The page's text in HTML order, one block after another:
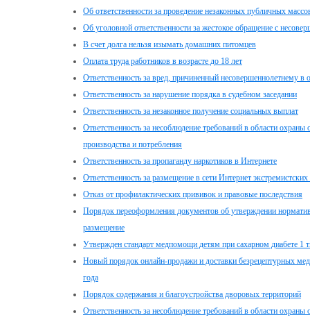
Об ответственности за проведение незаконных публичных
Об уголовной ответственности за жестокое обращение с
В счет долга нельзя изымать домашних питомцев
Оплата труда работников в возрасте до 18 лет
Ответственность за вред, причиненный несовершеннолетнему в
Ответственность за нарушение порядка в судебном заседании
Ответственность за незаконное получение социальных выплат
Ответственность за несоблюдение требований в области
производства и потребления
Ответственность за пропаганду наркотиков в Интернете
Ответственность за размещение в сети Интернет
Отказ от профилактических прививок и правовые последствия
Порядок переоформления документов об утверждении
размещение
Утвержден стандарт медпомощи детям при сахарном диабете 1
Новый порядок онлайн-продажи и доставки безрецептурных
года
Порядок содержания и благоустройства дворовых территорий
Ответственность за несоблюдение требований в области